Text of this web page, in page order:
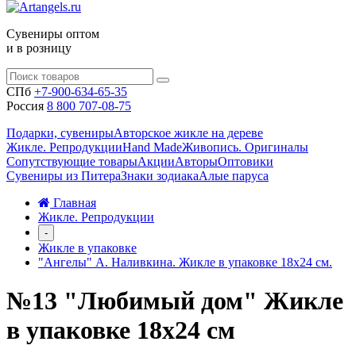
Сувениры оптом
и в розницу
СПб +7-900-634-65-35
Россия 8 800 707-08-75
Подарки, сувенирыАвторское жикле на дереве
Жикле. РепродукцииHand MadeЖивопись. Оригиналы
Сопутствующие товарыАкцииАвторыОптовики
Сувениры из ПитераЗнаки зодиакаАлые паруса
Главная
Жикле. Репродукции
-
Жикле в упаковке
"Ангелы" А. Наливкина. Жикле в упаковке 18х24 см.
№13 "Любимый дом" Жикле
в упаковке 18х24 см